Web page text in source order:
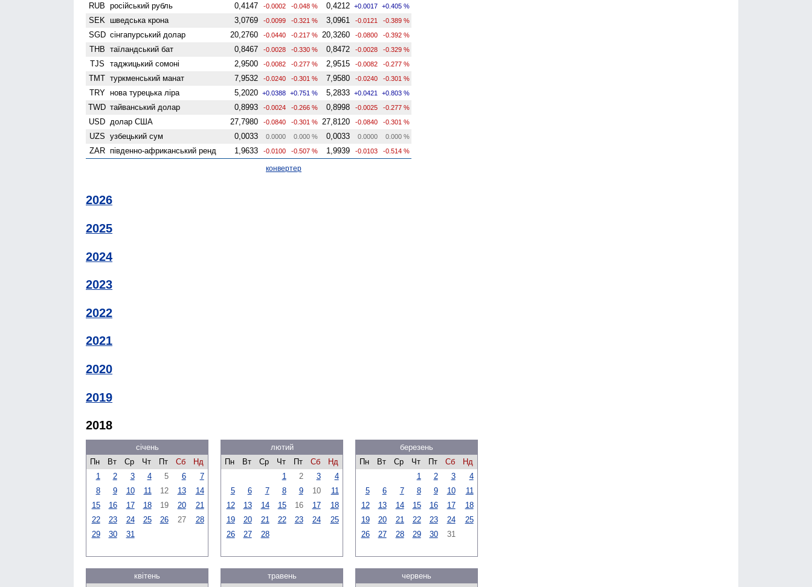
RUB російський рубль 0,4147 -0.0002 -0.048 % 0,4212 +0.0017 +0.405 %
SEK шведська крона 3,0769 -0.0099 -0.321 % 3,0961 -0.0121 -0.389 %
SGD сінгапурський долар 20,2760 -0.0440 -0.217 % 20,3260 -0.0800 -0.392 %
THB таїландський бат 0,8467 -0.0028 -0.330 % 0,8472 -0.0028 -0.329 %
TJS таджицький сомоні 2,9500 -0.0082 -0.277 % 2,9515 -0.0082 -0.277 %
TMT туркменський манат 7,9532 -0.0240 -0.301 % 7,9580 -0.0240 -0.301 %
TRY нова турецька ліра 5,2020 +0.0388 +0.751 % 5,2833 +0.0421 +0.803 %
TWD тайванський долар 0,8993 -0.0024 -0.266 % 0,8998 -0.0025 -0.277 %
USD долар США 27,7980 -0.0840 -0.301 % 27,8120 -0.0840 -0.301 %
UZS узбецький сум 0,0033 0.0000 0.000 % 0,0033 0.0000 0.000 %
ZAR південно-африканський ренд 1,9633 -0.0100 -0.507 % 1,9939 -0.0103 -0.514 %
конвертер
2026
2025
2024
2023
2022
2021
2020
2019
2018
січень
Пн
Вт Ср Чт Пт Сб
Нд
1
2 3 4 5 6
7
8
9 10 11 12 13
14
15
16 17 18 19 20
21
22
23 24 25 26 27
28
29
30 31
лютий
Пн
Вт Ср Чт Пт Сб
Нд
1
2 3
4
5
6 7 8 9 10
11
12
13 14 15 16 17
18
19
20 21 22 23 24
25
26
27 28
березень
Пн
Вт Ср Чт Пт Сб
Нд
1
2 3
4
5
6 7 8 9 10
11
12
13 14 15 16 17
18
19
20 21 22 23 24
25
26
27 28 29 30 31
квітень
травень
червень